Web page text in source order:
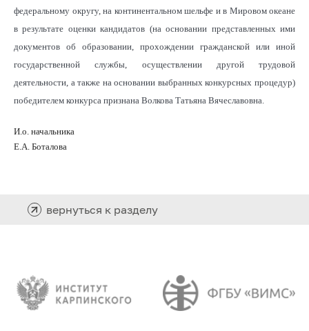
федеральному округу, на континентальном шельфе и в Мировом океане
в результате оценки кандидатов (на основании представленных ими
документов об образовании, прохождении гражданской или иной
государственной службы, осуществлении другой трудовой
деятельности, а также на основании выбранных конкурсных процедур)
победителем конкурса признана Волкова Татьяна Вячеславовна.
И.о. начальника
Е.А. Боталова
вернуться к разделу